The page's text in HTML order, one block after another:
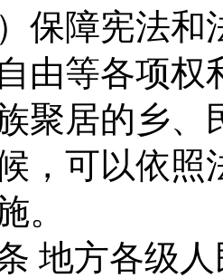
障宪法和
由等各项权
居的乡、
，可以依照
。
方各级人